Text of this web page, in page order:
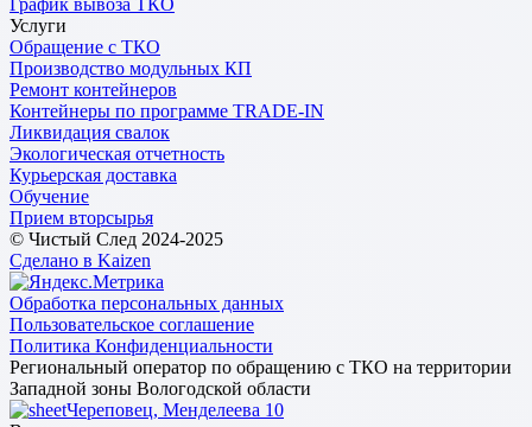
Услуги
Обращение с ТКО
Производство модульных КП
Ремонт контейнеров
Контейнеры по программе TRADE-IN
Ликвидация свалок
Экологическая отчетность
Курьерская доставка
Обучение
Прием вторсырья
© Чистый След 2024-2025
Сделано в Kaizen
Обработка персональных данных
Пользовательское соглашение
Политика Конфиденциальности
Региональный оператор по обращению с ТКО на территории
Западной зоны Вологодской области
Череповец, Менделеева 10